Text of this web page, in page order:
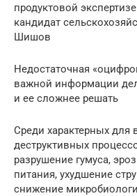
продуктовой
кандидат
Шишов
Недостаточная
важной информации
и ее сложнее решать
Среди характерных для
деструктивных
разрушение гумуса,
питания, ухудшение
снижение